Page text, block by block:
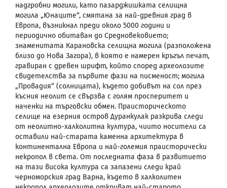
надгробни могили, като пазарджишката селищна
могила „Юнаците“, смятана за най-древния град в
Европа, възникнал преди около 5000 години и
периодично обитаван до Средновековието;
знаменитата Карановска селищна могила (разположена
близо до Нова Загора), в която е намерен кръгъл печат,
гравиран с древен шрифт, който според археолозите
свидетелства за първите фази на писменост; могила
„Провадия“ (солницата), където добивът на сол през
късния неолит се свързва с голям просперитет и
наченки на търговски обмен. Праисторическото
селище на езерния остров Дуранкулак разкрива следи
от неолитно-халколитна култура, чиито носители са
оставили най-старата каменна архитектура в
континентална Европа и най-големия праисторически
некропол в света. От последната фаза в развитието
на тази висока култура са запазени следи край
черноморския град Варна, където в халколитен